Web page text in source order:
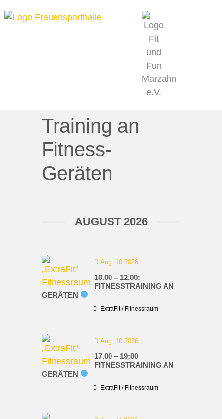
Training an
Fitness-
Geräten
AUGUST 2026
Aug. 10 2026
10.00 – 12.00:
FITNESSTRAINING AN
GERÄTEN
ExtraFit / Fitnessraum
Aug. 10 2026
17.00 – 19:00
FITNESSTRAINING AN
GERÄTEN
ExtraFit / Fitnessraum